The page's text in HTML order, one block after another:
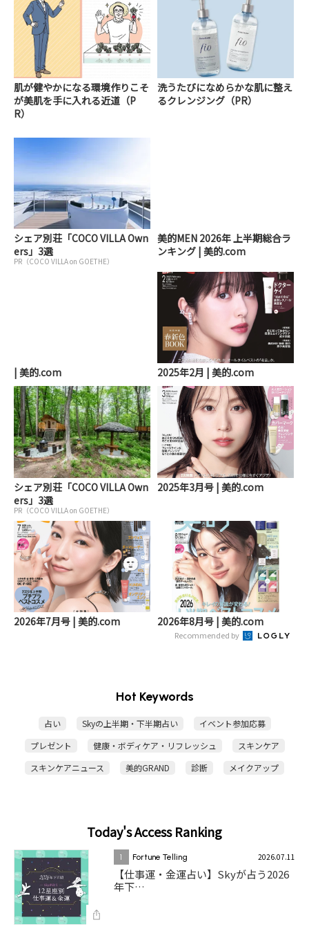
肌が健やかになる環境作りこそ
が美肌を手に入れる近道（P
R）
洗うたびになめらかな肌に整え
るクレンジング（PR）
シェア別荘「COCO VILLA Own
ers」3選
PR（COCO VILLA on GOETHE）
美的MEN 2026年 上半期総合ラ
ンキング | 美的.com
| 美的.com 2025年2月 | 美的.com
シェア別荘「COCO VILLA Own
ers」3選
PR（COCO VILLA on GOETHE）
2025年3月号 | 美的.com
2026年7月号 | 美的.com 2026年8月号 | 美的.com
Recommended by
Hot Keywords
占い Skyの上半期・下半期占い
イベント参加応募
プレゼント
健康・ボディケア・リフレッシュ
スキンケア
スキンケアニュース
美的GRAND 診断 メイクアップ
Today's Access Ranking
1 Fortune Telling 2026.07.11
【仕事運・金運占い】Skyが占う2026
年下…